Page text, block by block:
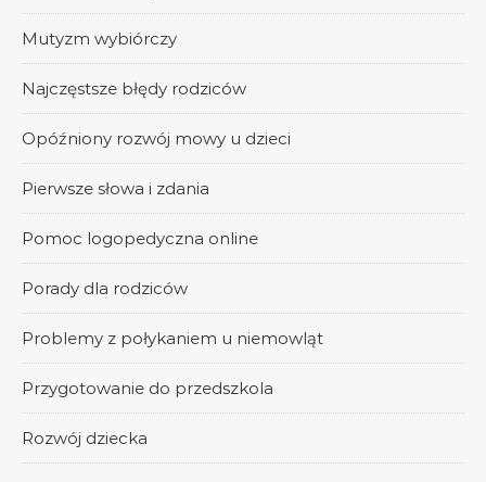
Mutyzm wybiórczy
Najczęstsze błędy rodziców
Opóźniony rozwój mowy u dzieci
Pierwsze słowa i zdania
Pomoc logopedyczna online
Porady dla rodziców
Problemy z połykaniem u niemowląt
Przygotowanie do przedszkola
Rozwój dziecka